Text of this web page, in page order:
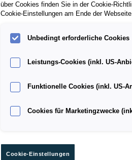
über Cookies finden Sie in der Cookie-
Cookie-Einstellungen am Ende der
Unbedingt erforderliche Cookies
Leistungs-Cookies (inkl. US-
Funktionelle Cookies (inkl. US-
Cookies für Marketingzwecke
Cookie-Einstellungen